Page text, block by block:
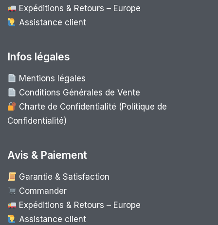
Expéditions & Retours – Europe
Assistance client
Infos légales
Mentions légales
Conditions Générales de Vente
Charte de Confidentialité (Politique de
Confidentialité)
Avis & Paiement
Garantie & Satisfaction
Commander
Expéditions & Retours – Europe
Assistance client